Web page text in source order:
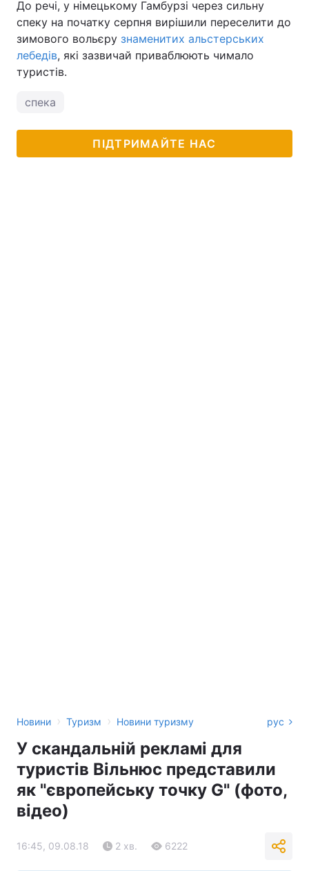
До речі, у німецькому Гамбурзі через сильну
спеку на початку серпня вирішили переселити до
зимового вольєру знаменитих альстерських
лебедів, які зазвичай приваблюють чимало
туристів.
спека
ПІДТРИМАЙТЕ НАС
Новини › Туризм › Новини туризму рус
У скандальній рекламі для
туристів Вільнюс представили
як "європейську точку G" (фото,
відео)
16:45, 09.08.18 2 хв. 6222